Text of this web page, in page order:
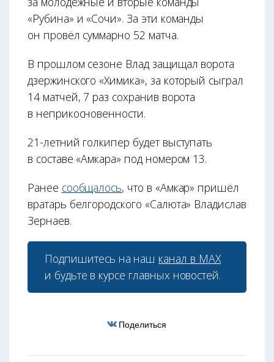
«Рубина» и «Сочи». За эти команды
он провёл суммарно 52 матча.
В прошлом сезоне Влад защищал ворота
дзержинского «Химика», за который сыграл
14 матчей, 7 раз сохранив ворота
в неприкосновенности.
21-летний голкипер будет выступать
в составе «Амкара» под номером 13.
Ранее сообщалось, что в «Амкар» пришёл
вратарь белгородского «Салюта» Владислав
Зернаев.
Подпишитесь на наш канал в МАХ
и будьте в курсе главных новостей.
Поделиться